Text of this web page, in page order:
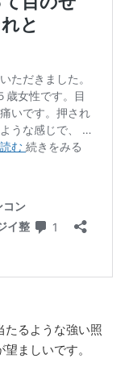
たるような強い照
ましいです。